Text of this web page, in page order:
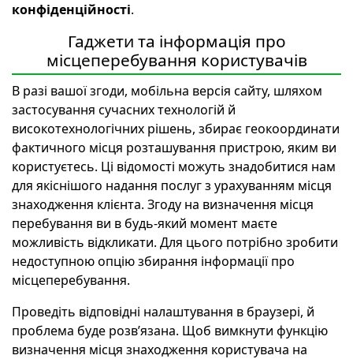
конфіденційності.
Гаджети та інформація про
місцеперебування користувачів
В разі вашої згоди, мобільна версія сайту, шляхом
застосування сучасних технологій й
високотехнологічних рішень, збирає геокоординати
фактичного місця розташування пристрою, яким ви
користуєтесь. Ці відомості можуть знадобитися нам
для якіснішого надання послуг з урахуванням місця
знаходження клієнта. Згоду на визначення місця
перебування ви в будь-який момент маєте
можливість відкликати. Для цього потрібно зробити
недоступною опцію збирання інформації про
місцеперебування.
Проведіть відповідні налаштування в браузері, й
проблема буде розв’язана. Щоб вимкнути функцію
визначення місця знаходження користувача на